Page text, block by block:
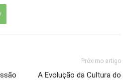
Próximo artigo
A Evolução da Cultura do